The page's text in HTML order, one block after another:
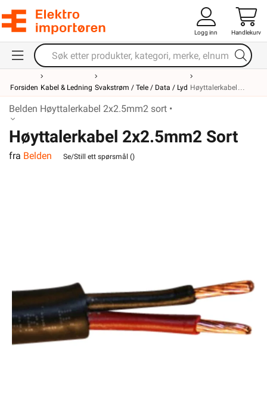
Logg inn Handlekurv
Forsiden Kabel & Ledning Svakstrøm / Tele / Data / Lyd Høyttalerkabel
Belden Høyttalerkabel 2x2.5mm2 sort •
Høyttalerkabel 2x2.5mm2 Sort
Belden
fra Belden Se/Still ett spørsmål ()